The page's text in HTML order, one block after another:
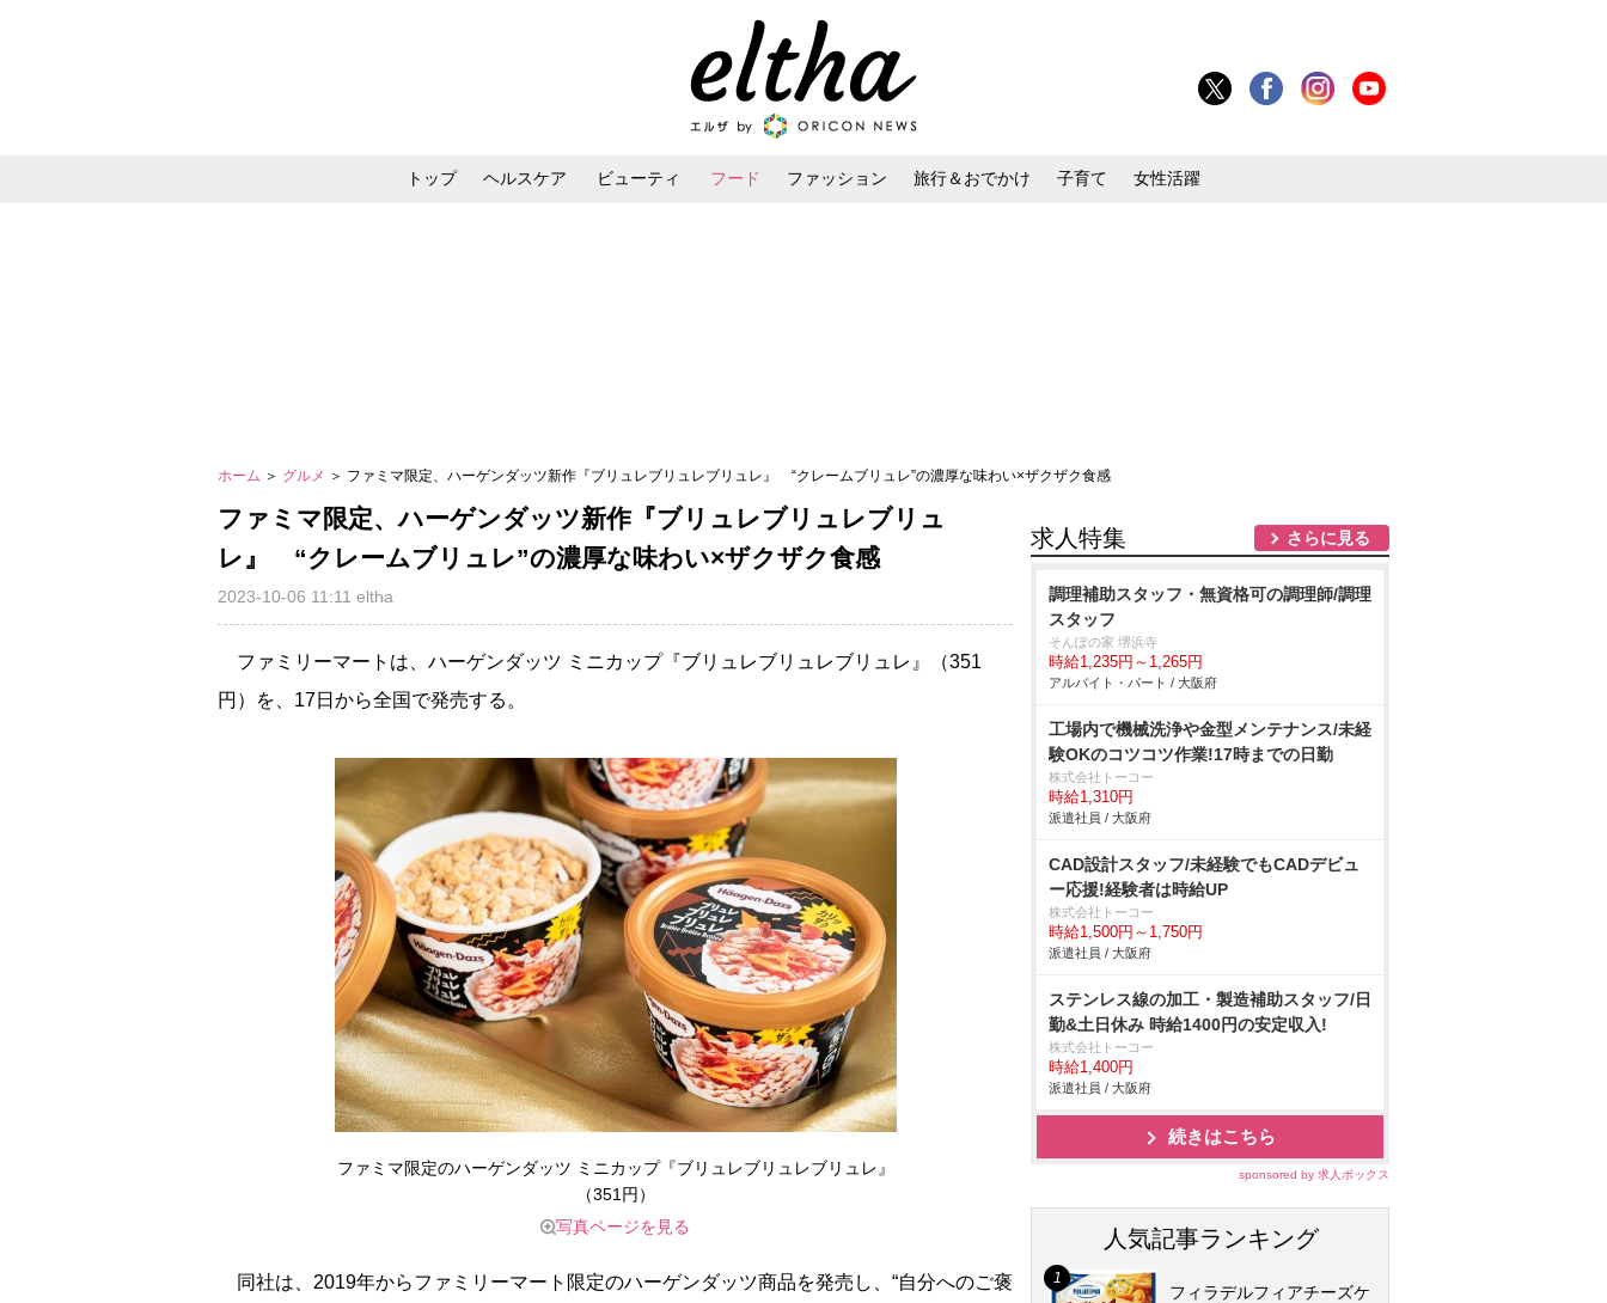
トップ ヘルスケア ビューティ フード ファッション 旅行＆おでかけ 子育て 女性活躍
ホーム ＞ グルメ ＞ ファミマ限定、ハーゲンダッツ新作『ブリュレブリュレブリュレ』 “クレームブリュレ”の濃厚な味わい×ザクザク食感
ファミマ限定、ハーゲンダッツ新作『ブリュレブリュレブリュ
レ』 “クレームブリュレ”の濃厚な味わい×ザクザク食感
2023-10-06 11:11 eltha
ファミリーマートは、ハーゲンダッツ ミニカップ『ブリュレブリュレブリュレ』（351
円）を、17日から全国で発売する。
ファミマ限定のハーゲンダッツ ミニカップ『ブリュレブリュレブリュレ』
（351円）
写真ページを見る
同社は、2019年からファミリーマート限定のハーゲンダッツ商品を発売し、“自分へのご褒
求人特集 さらに見る
調理補助スタッフ・無資格可の調理師/調理
スタッフ
そんぽの家 堺浜寺
時給1,235円～1,265円
アルバイト・パート / 大阪府
工場内で機械洗浄や金型メンテナンス/未経
験OKのコツコツ作業!17時までの日勤
株式会社トーコー
時給1,310円
派遣社員 / 大阪府
CAD設計スタッフ/未経験でもCADデビュ
ー応援!経験者は時給UP
株式会社トーコー
時給1,500円～1,750円
派遣社員 / 大阪府
ステンレス線の加工・製造補助スタッフ/日
勤&土日休み 時給1400円の安定収入!
株式会社トーコー
時給1,400円
派遣社員 / 大阪府
続きはこちら
sponsored by 求人ボックス
人気記事ランキング
フィラデルフィアチーズケ